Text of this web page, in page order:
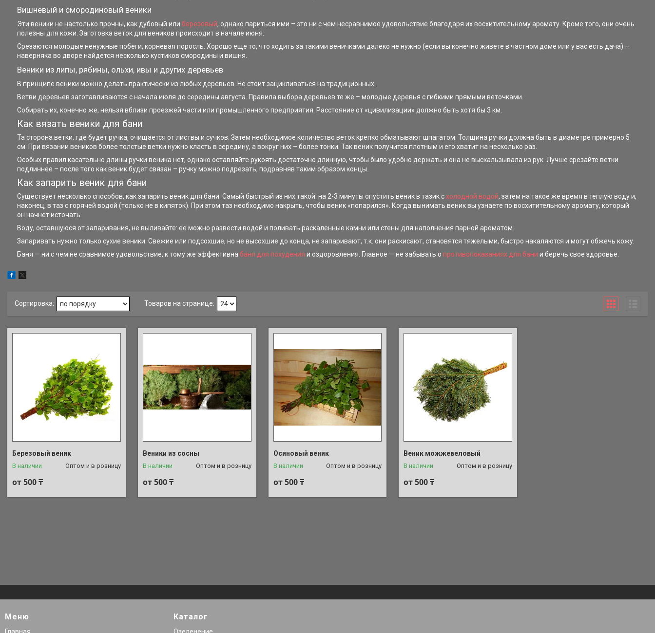
Вишневый и смородиновый веники
Эти веники не настолько прочны, как дубовый или березовый, однако париться ими – это ни с чем несравнимое удовольствие благодаря их восхитительному аромату. Кроме того, они очень
полезны для кожи. Заготовка веток для веников происходит в начале июня.
Срезаются молодые ненужные побеги, корневая поросль. Хорошо еще то, что ходить за такими веничками далеко не нужно (если вы конечно живете в частном доме или у вас есть дача) –
наверняка во дворе найдется несколько кустиков смородины и вишня.
Веники из липы, рябины, ольхи, ивы и других деревьев
В принципе веники можно делать практически из любых деревьев. Не стоит зацикливаться на традиционных.
Ветви деревьев заготавливаются с начала июля до середины августа. Правила выбора деревьев те же – молодые деревья с гибкими прямыми веточками.
Собирать их, конечно же, нельзя вблизи проезжей части или промышленного предприятия. Расстояние от «цивилизации» должно быть хотя бы 3 км.
Как вязать веники для бани
Та сторона ветки, где будет ручка, очищается от листвы и сучков. Затем необходимое количество веток крепко обматывают шпагатом. Толщина ручки должна быть в диаметре примерно 5
см. При вязании веников более толстые ветки нужно класть в середину, а вокруг них – более тонки. Так веник получится плотным и его хватит на несколько раз.
Особых правил касательно длины ручки веника нет, однако оставляйте рукоять достаточно длинную, чтобы было удобно держать и она не выскальзывала из рук. Лучше срезайте ветки
подлиннее – после того как веник будет связан – ручку можно подрезать, подравняв таким образом концы.
Как запарить веник для бани
Существует несколько способов, как запарить веник для бани. Самый быстрый из них такой: на 2-3 минуты опустить веник в тазик схолодной водой, затем на такое же время в теплую воду и,
наконец, в таз с горячей водой (только не в кипяток). При этом таз необходимо накрыть, чтобы веник «попарился». Когда вынимать веник вы узнаете по восхитительному аромату, который
он начнет источать.
Воду, оставшуюся от запаривания, не выливайте: ее можно развести водой и поливать раскаленные камни или стены для наполнения парной ароматом.
Запаривать нужно только сухие веники. Свежие или подсохшие, но не высохшие до конца, не запаривают, т.к. они раскисают, становятся тяжелыми, быстро накаляются и могут обжечь кожу.
Баня — ни с чем не сравнимое удовольствие, к тому же эффективна баня для похудения и оздоровления. Главное — не забывать о противопоказаниях для бани и беречь свое здоровье.
Березовый веник
В наличии Оптом и в розницу
от 500 ₸
+7 (700) 762-26-77 Веники из сосны
В наличии Оптом и в розницу
от 500 ₸
+7 (700) 762-26-77 Осиновый веник
В наличии Оптом и в розницу
от 500 ₸
+7 (700) 762-26-77 Веник можжевеловый
В наличии Оптом и в розницу
от 500 ₸
+7 (700) 762-26-77
Меню
Главная
Каталог
Озеленение